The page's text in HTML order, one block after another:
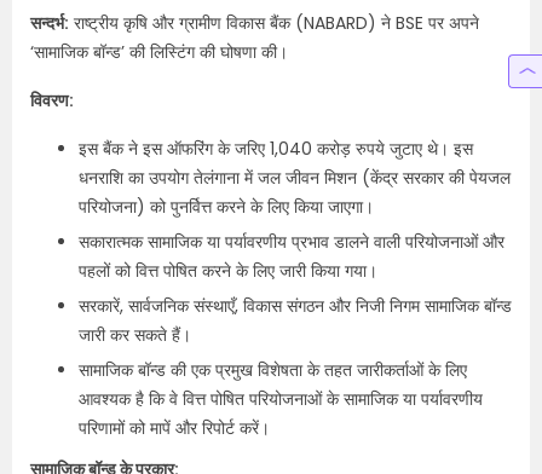
सन्दर्भ: राष्ट्रीय कृषि और ग्रामीण विकास बैंक (NABARD) ने BSE पर अपने
‘सामाजिक बॉन्ड’ की लिस्टिंग की घोषणा की।
विवरण:
इस बैंक ने इस ऑफरिंग के जरिए 1,040 करोड़ रुपये जुटाए थे। इस
धनराशि का उपयोग तेलंगाना में जल जीवन मिशन (केंद्र सरकार की पेयजल
परियोजना) को पुनर्वित्त करने के लिए किया जाएगा।
सकारात्मक सामाजिक या पर्यावरणीय प्रभाव डालने वाली परियोजनाओं और
पहलों को वित्त पोषित करने के लिए जारी किया गया।
सरकारें, सार्वजनिक संस्थाएँ, विकास संगठन और निजी निगम सामाजिक बॉन्ड
जारी कर सकते हैं।
सामाजिक बॉन्ड की एक प्रमुख विशेषता के तहत जारीकर्ताओं के लिए
आवश्यक है कि वे वित्त पोषित परियोजनाओं के सामाजिक या पर्यावरणीय
परिणामों को मापें और रिपोर्ट करें।